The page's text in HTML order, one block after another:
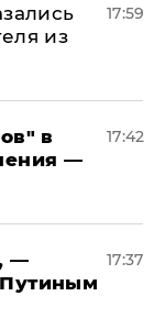
из
17:59
в
—
17:42
—
17:37